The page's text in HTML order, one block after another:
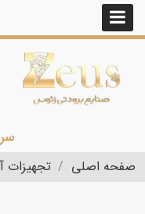
صفحه اصلی تجهیزات